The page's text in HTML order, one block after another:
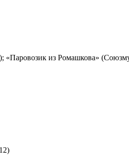
из Ромашкова»